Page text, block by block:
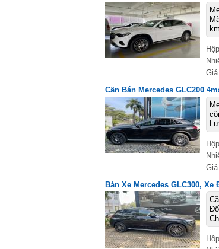
Cần Bán Mercedes GLC200
Bán Xe Mercedes GLC300,